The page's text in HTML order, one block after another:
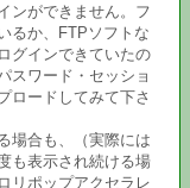
ンができません。フ
るか、FTPソフトな
グインできていたの
スワード・セッショ
ロードしてみて下さ
場合も、（実際には
も表示され続ける場
リポップアクセラレ